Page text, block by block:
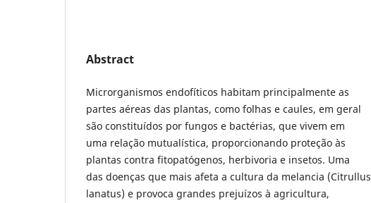
Abstract
Microrganismos endofíticos habitam principalmente as
partes aéreas das plantas, como folhas e caules, em geral
são constituídos por fungos e bactérias, que vivem em
uma relação mutualística, proporcionando proteção às
plantas contra fitopatógenos, herbivoria e insetos. Uma
das doenças que mais afeta a cultura da melancia (Citrullus
lanatus) e provoca grandes prejuízos à agricultura,